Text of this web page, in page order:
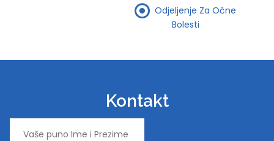
Odjeljenje Za Očne
Bolesti
Kontakt